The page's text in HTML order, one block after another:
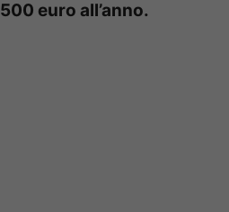
500 euro all’anno.